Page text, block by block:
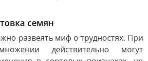
семян
развеять миф о трудностях. При
действительно могут